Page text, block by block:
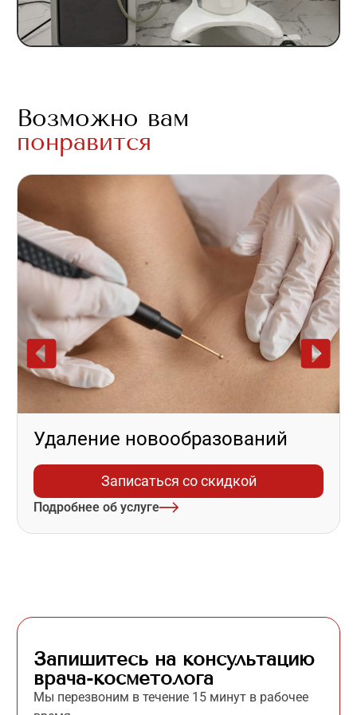
Возможно вам
понравится
Удаление новообразований
Записаться со скидкой
Подробнее об услуге
Запишитесь на консультацию
врача-косметолога
Мы перезвоним в течение 15 минут в рабочее